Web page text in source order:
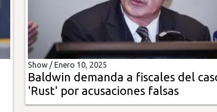
Show / Enero 10, 2025
Baldwin demanda a fiscales del
'Rust' por acusaciones falsas